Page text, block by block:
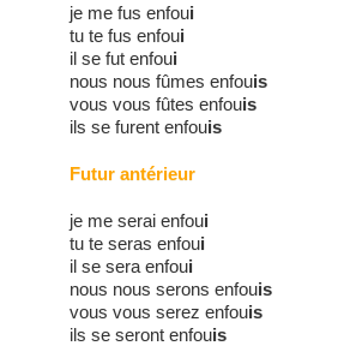
je me fus enfoui
tu te fus enfoui
il se fut enfoui
nous nous fûmes enfouis
vous vous fûtes enfouis
ils se furent enfouis
Futur antérieur
je me serai enfoui
tu te seras enfoui
il se sera enfoui
nous nous serons enfouis
vous vous serez enfouis
ils se seront enfouis